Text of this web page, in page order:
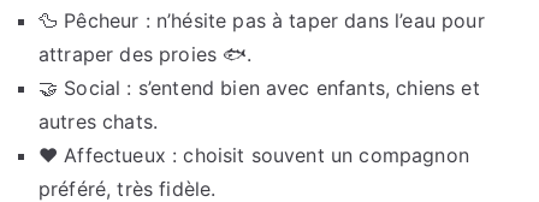
🦆 Pêcheur : n’hésite pas à taper dans l’eau pour
attraper des proies 🐟.
🤝 Social : s’entend bien avec enfants, chiens et
autres chats.
❤️ Affectueux : choisit souvent un compagnon
préféré, très fidèle.